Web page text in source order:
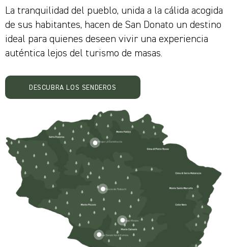
La tranquilidad del pueblo, unida a la cálida acogida
de sus habitantes, hacen de San Donato un destino
ideal para quienes deseen vivir una experiencia
auténtica lejos del turismo de masas.
DESCUBRA LOS SENDEROS